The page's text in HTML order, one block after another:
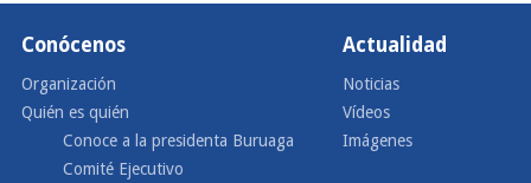
Conócenos
Organización
Quién es quién
Conoce a la presidenta Buruaga
Comité Ejecutivo
Actualidad
Noticias
Vídeos
Imágenes